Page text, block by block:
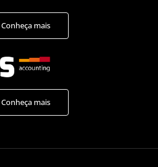
Conheça mais
Conheça mais